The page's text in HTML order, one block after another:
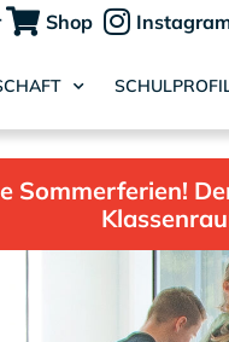
Shop
Sommerferien!